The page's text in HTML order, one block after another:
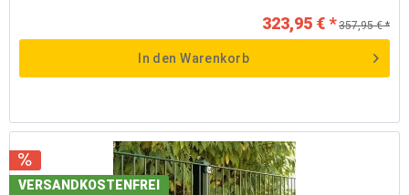
323,95 € * 357,95 € *
In den Warenkorb
VERSANDKOSTENFREI